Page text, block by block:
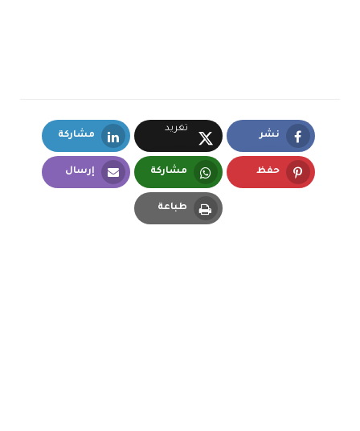
نشر
Facebook
تغريد
X.com
مشاركة
LinkedIn
حفظ مشاركة
Whatsapp
إرسال
طباعة